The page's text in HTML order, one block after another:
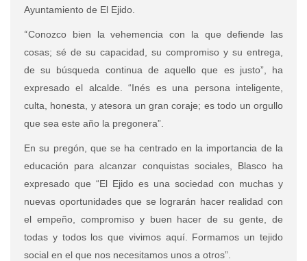
Ayuntamiento de El Ejido.
“Conozco bien la vehemencia con la que defiende las
cosas; sé de su capacidad, su compromiso y su entrega,
de su búsqueda continua de aquello que es justo”, ha
expresado el alcalde. “Inés es una persona inteligente,
culta, honesta, y atesora un gran coraje; es todo un orgullo
que sea este año la pregonera”.
En su pregón, que se ha centrado en la importancia de la
educación para alcanzar conquistas sociales, Blasco ha
expresado que “El Ejido es una sociedad con muchas y
nuevas oportunidades que se lograrán hacer realidad con
el empeño, compromiso y buen hacer de su gente, de
todas y todos los que vivimos aquí. Formamos un tejido
social en el que nos necesitamos unos a otros”.